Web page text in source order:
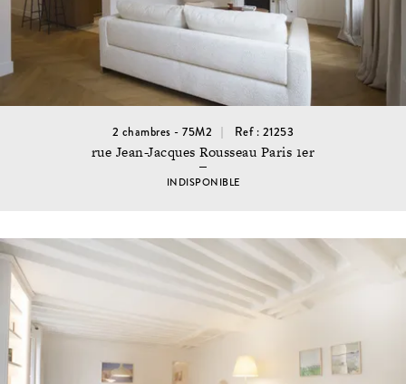
2 chambres - 75M2 Ref : 21253
rue Jean-Jacques Rousseau Paris 1er
INDISPONIBLE